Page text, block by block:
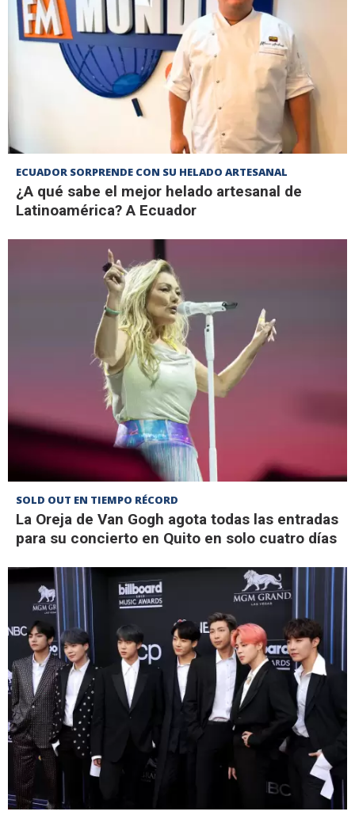
ECUADOR SORPRENDE CON SU HELADO ARTESANAL
¿A qué sabe el mejor helado artesanal de
Latinoamérica? A Ecuador
SOLD OUT EN TIEMPO RÉCORD
La Oreja de Van Gogh agota todas las entradas
para su concierto en Quito en solo cuatro días